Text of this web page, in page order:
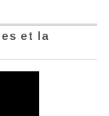
et la